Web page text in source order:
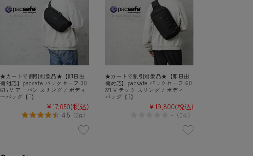
★カートで割引対象品★【即日出
荷対応】pacsafe パックセーフ 30
615 V アーバン スリング / ボディ
ーバッグ【T】
¥17,050(税込)
4.5（2件）
★カートで割引対象品★【即日出
荷対応】pacsafe パックセーフ 60
221 V テック スリング / ボディー
バッグ【T】
¥19,800(税込)
- （0件）